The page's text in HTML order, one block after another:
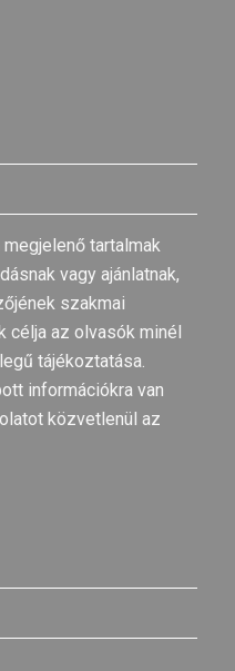
tartalmak
vagy ajánlatnak,
szakmai
célja az olvasók minél
tájékoztatása.
információkra van
közvetlenül az